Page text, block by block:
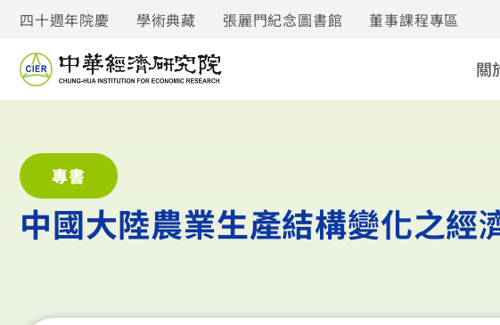
四十週年院慶 學術典藏 張麗門紀念圖書館 董事課程專區
關
專書
中國大陸農業生產結構變化之經